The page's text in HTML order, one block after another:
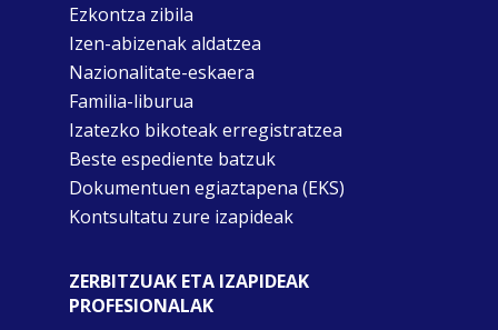
Ezkontza zibila
Izen-abizenak aldatzea
Nazionalitate-eskaera
Familia-liburua
Izatezko bikoteak erregistratzea
Beste espediente batzuk
Dokumentuen egiaztapena (EKS)
Kontsultatu zure izapideak
ZERBITZUAK ETA IZAPIDEAK
PROFESIONALAK